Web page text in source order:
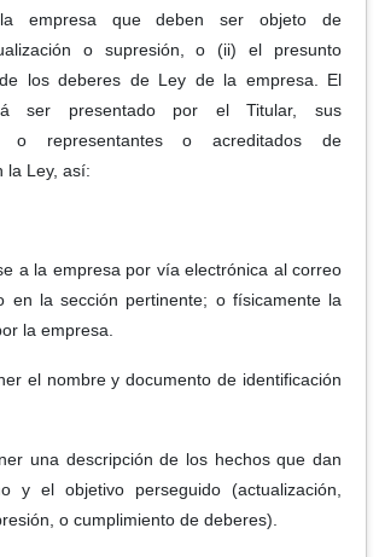
empresa que deben ser objeto de
o supresión, o (ii) el presunto
de los deberes de Ley de la empresa. El
ser presentado por el Titular, sus
o representantes o acreditados de
la Ley, así:
a la empresa por vía electrónica al correo
en la sección pertinente; o físicamente la
la empresa.
el nombre y documento de identificación
una descripción de los hechos que dan
y el objetivo perseguido (actualización,
o cumplimiento de deberes).